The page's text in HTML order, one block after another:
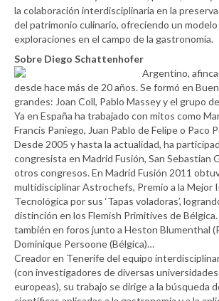
la colaboración interdisciplinaria en la
del patrimonio culinario, ofreciendo un
exploraciones en el campo de la gastronomía.
Sobre Diego Schattenhofer
Argentino,
desde hace más de 20 años. Se formó en
grandes: Joan Coll, Pablo Massey y el grupo
Ya en España ha trabajado con mitos como
Francis Paniego, Juan Pablo de Felipe o Paco
Desde 2005 y hasta la actualidad, ha
congresista en Madrid Fusión, San Sebastian
otros congresos. En Madrid Fusión 2011
multidisciplinar Astrochefs, Premio a la Mejor
Tecnológica por sus ‘Tapas voladoras’,
distinción en los Flemish Primitives de
también en foros junto a Heston Blumenthal
Dominique Persoone (Bélgica)…
Creador en Tenerife del equipo
(con investigadores de diversas
europeas), su trabajo se dirige a la búsqueda